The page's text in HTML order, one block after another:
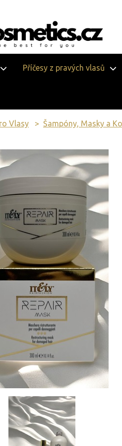
Příčesy z pravých vlasů
Vlasy Šampóny, Masky a